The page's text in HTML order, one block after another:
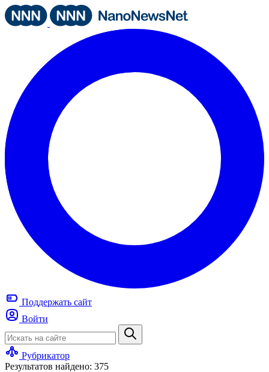
Поддержать сайт
Войти
Рубрикатор
Результатов найдено: 375